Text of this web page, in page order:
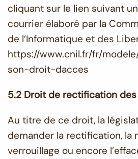
cliquant sur le lien suivant
courrier élaboré par la
de l’Informatique et des
https://www.cnil.fr/fr/
son-droit-dacces
5.2 Droit de rectification
Au titre de ce droit, la
demander la rectification, la
verrouillage ou encore